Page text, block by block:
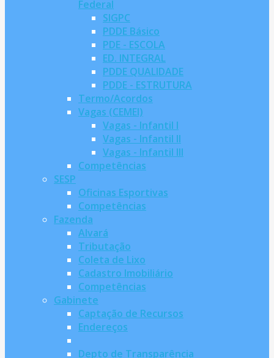
Federal
SIGPC
PDDE Básico
PDE - ESCOLA
ED. INTEGRAL
PDDE QUALIDADE
PDDE - ESTRUTURA
Termo/Acordos
Vagas (CEMEI)
Vagas - Infantil I
Vagas - Infantil II
Vagas - Infantil III
Competências
SESP
Oficinas Esportivas
Competências
Fazenda
Alvará
Tributação
Coleta de Lixo
Cadastro Imobiliário
Competências
Gabinete
Captação de Recursos
Endereços
Depto de Transparência